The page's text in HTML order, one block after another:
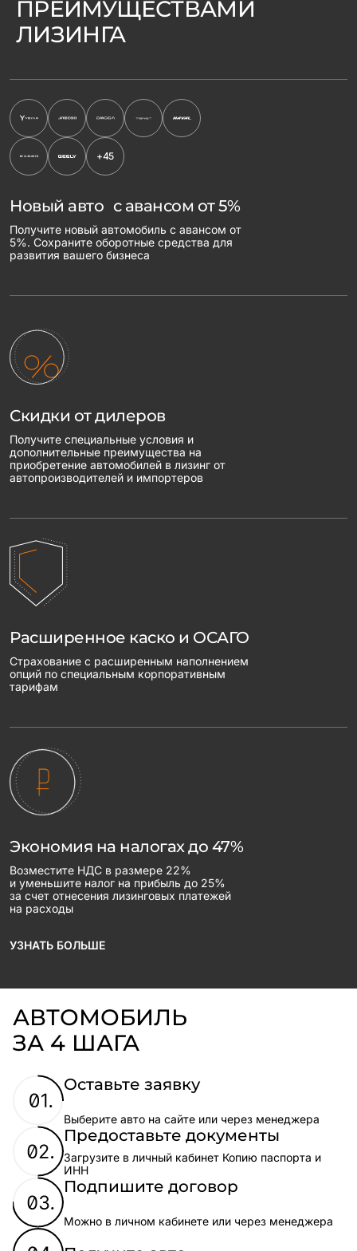
ПРЕИМУЩЕСТВАМИ
ЛИЗИНГА
+45
Новый авто с авансом от 5%
Получите новый автомобиль с авансом от
5%. Сохраните оборотные средства для
развития вашего бизнеса
Скидки от дилеров
Получите специальные условия и
дополнительные преимущества на
приобретение автомобилей в лизинг от
автопроизводителей и импортеров
Расширенное каско и ОСАГО
Страхование с расширенным наполнением
опций по специальным корпоративным
тарифам
Экономия на налогах до 47%
Возместите НДС в размере 22%
и уменьшите налог на прибыль до 25%
за счет отнесения лизинговых платежей
на расходы
УЗНАТЬ БОЛЬШЕ
АВТОМОБИЛЬ
ЗА 4 ШАГА
Оставьте заявку
Выберите авто на сайте или через менеджера
Предоставьте документы
Загрузите в личный кабинет Копию паспорта и
ИНН
Подпишите договор
Можно в личном кабинете или через менеджера